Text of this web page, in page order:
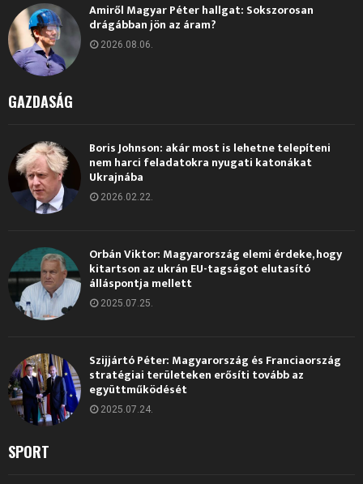
Amiről Magyar Péter hallgat: Sokszorosan
drágábban jön az áram?
2026.08.06.
GAZDASÁG
Boris Johnson: akár most is lehetne telepíteni
nem harci feladatokra nyugati katonákat
Ukrajnába
2026.02.22.
Orbán Viktor: Magyarország elemi érdeke, hogy
kitartson az ukrán EU-tagságot elutasító
álláspontja mellett
2025.07.25.
Szijjártó Péter: Magyarország és Franciaország
stratégiai területeken erősíti tovább az
együttműködését
2025.07.24.
SPORT